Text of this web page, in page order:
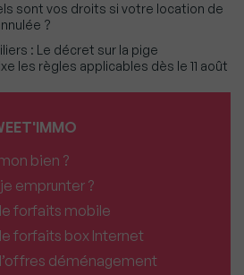
sont vos droits si votre location de
?
: Le décret sur la pige
les règles applicables dès le 11 août
bien ?
emprunter ?
forfaits mobile
forfaits box Internet
déménagement